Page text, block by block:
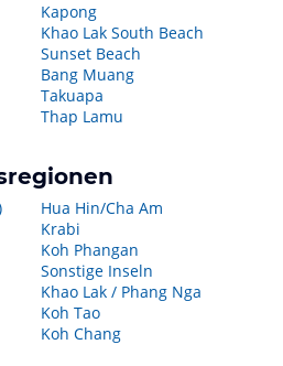
Kapong
Khao Lak South Beach
Sunset Beach
Bang Muang
Takuapa
Thap Lamu
Hua Hin/Cha Am
Krabi
Koh Phangan
Sonstige Inseln
Khao Lak / Phang Nga
Koh Tao
Koh Chang